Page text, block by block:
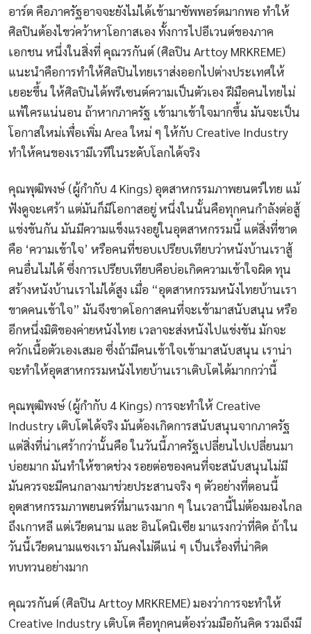
อาร์ต คือภาครัฐอาจจะยังไม่ได้เข้ามาซัพพอร์ตมากพอ ทำให้
ศิลปินต้องไขว่คว้าหาโอกาสเอง ทั้งการไปอีเวนต์ของภาค
เอกชน หนึ่งในสิ่งที่ คุณวรกันต์ (ศิลปิน Arttoy MRKREME)
แนะนำคือการทำให้ศิลปินไทยเราส่งออกไปต่างประเทศให้
เยอะขึ้น ให้ศิลปินได้พรีเซนต์ความเป็นตัวเอง ฝีมือคนไทยไม่
แพ้ใครแน่นอน ถ้าหากภาครัฐ เข้ามาเข้าใจมากขึ้น มันจะเป็น
โอกาสใหม่เพื่อเพิ่ม Area ใหม่ ๆ ให้กับ Creative Industry
ทำให้คนของเรามีเวทีในระดับโลกได้จริง
คุณพุฒิพงษ์ (ผู้กำกับ 4 Kings) อุตสาหกรรมภาพยนตร์ไทย แม้
ฟังดูจะเศร้า แต่มันก็มีโอกาสอยู่ หนึ่งในนั้นคือทุกคนกำลังต่อสู้
แข่งขันกัน มันมีความแข็งแรงอยู่ในอุตสาหกรรมนี้ แต่สิ่งที่ขาด
คือ ‘ความเข้าใจ’ หรือคนที่ชอบเปรียบเทียบว่าหนังบ้านเราสู้
คนอื่นไม่ได้ ซึ่งการเปรียบเทียบคือบ่อเกิดความเข้าใจผิด ทุน
สร้างหนังบ้านเราไม่ได้สูง เมื่อ “อุตสาหกรรมหนังไทยบ้านเรา
ขาดคนเข้าใจ” มันจึงขาดโอกาสคนที่จะเข้ามาสนับสนุน หรือ
อีกหนึ่งมิติของค่ายหนังไทย เวลาจะส่งหนังไปแข่งขัน มักจะ
ควักเนื้อตัวเองเสมอ ซึ่งถ้ามีคนเข้าใจเข้ามาสนับสนุน เราน่า
จะทำให้อุตสาหกรรมหนังไทยบ้านเราเติบโตได้มากกว่านี้
คุณพุฒิพงษ์ (ผู้กำกับ 4 Kings) การจะทำให้ Creative
Industry เติบโตได้จริง มันต้องเกิดการสนับสนุนจากภาครัฐ
แต่สิ่งที่น่าเศร้ากว่านั้นคือ ในวันนี้ภาครัฐเปลี่ยนไปเปลี่ยนมา
บ่อยมาก มันทำให้ขาดช่วง รอยต่อของคนที่จะสนับสนุนไม่มี
มันควรจะมีคนกลางมาช่วยประสานจริง ๆ ตัวอย่างที่ตอนนี้
อุตสาหกรรมภาพยนตร์ที่มาแรงมาก ๆ ในเวลานี้ไม่ต้องมองไกล
ถึงเกาหลี แต่เวียดนาม และ อินโดนิเซีย มาแรงกว่าที่คิด ถ้าใน
วันนี้เวียดนามแซงเรา มันคงไม่ดีแน่ ๆ เป็นเรื่องที่น่าคิด
ทบทวนอย่างมาก
คุณวรกันต์ (ศิลปิน Arttoy MRKREME) มองว่าการจะทำให้
Creative Industry เติบโต คือทุกคนต้องร่วมมือกันคิด รวมถึงมี